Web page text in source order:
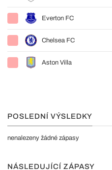
Everton FC
Chelsea FC
Aston Villa
POSLEDNÍ VÝSLEDKY
nenalezeny žádné zápasy
NÁSLEDUJÍCÍ ZÁPASY